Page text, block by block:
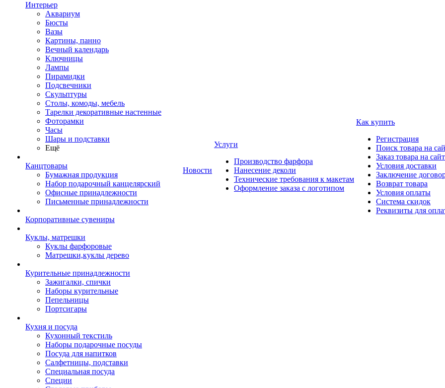
Интерьер
Аквариум
Бюсты
Вазы
Картины, панно
Вечный календарь
Ключницы
Лампы
Пирамидки
Подсвечники
Скульптуры
Столы, комоды, мебель
Тарелки декоративные настенные
Фоторамки
Часы
Шары и подставки
Ещё
Канцтовары
Бумажная продукция
Набор подарочный канцелярский
Офисные принадлежности
Письменные принадлежности
Корпоративные сувениры
Куклы, матрешки
Куклы фарфоровые
Матрешки,куклы дерево
Курительные принадлежности
Зажигалки, спички
Наборы курительные
Пепельницы
Портсигары
Кухня и посуда
Кухонный текстиль
Наборы подарочные посуды
Посуда для напитков
Салфетницы, подставки
Специальная посуда
Специи
Новости
Услуги
Производство фарфора
Нанесение деколи
Технические требования к макетам
Оформление заказа с логотипом
Как купить
Регистрация
Поиск товара на
Заказ товара на
Условия доставки
Заключение
Возврат товара
Условия оплаты
Система скидок
Реквизиты для